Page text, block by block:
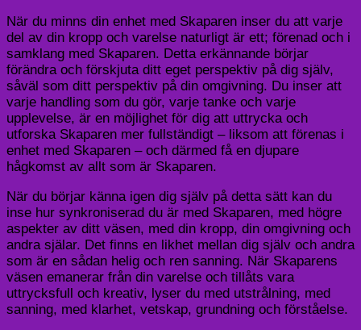
När du minns din enhet med Skaparen inser du att varje
del av din kropp och varelse naturligt är ett; förenad och i
samklang med Skaparen. Detta erkännande börjar
förändra och förskjuta ditt eget perspektiv på dig själv,
såväl som ditt perspektiv på din omgivning. Du inser att
varje handling som du gör, varje tanke och varje
upplevelse, är en möjlighet för dig att uttrycka och
utforska Skaparen mer fullständigt – liksom att förenas i
enhet med Skaparen – och därmed få en djupare
hågkomst av allt som är Skaparen.
När du börjar känna igen dig själv på detta sätt kan du
inse hur synkroniserad du är med Skaparen, med högre
aspekter av ditt väsen, med din kropp, din omgivning och
andra själar. Det finns en likhet mellan dig själv och andra
som är en sådan helig och ren sanning. När Skaparens
väsen emanerar från din varelse och tillåts vara
uttrycksfull och kreativ, lyser du med utstrålning, med
sanning, med klarhet, vetskap, grundning och förståelse.